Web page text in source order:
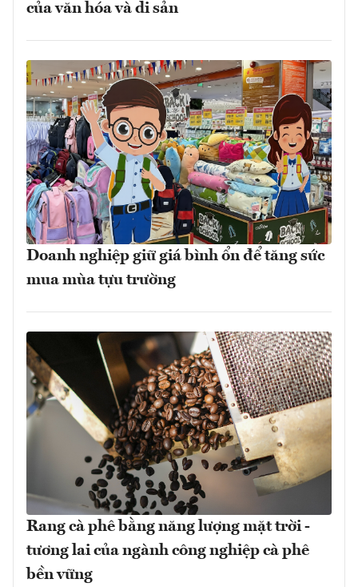
của văn hóa và di sản
Doanh nghiệp giữ giá bình ổn để tăng sức
mua mùa tựu trường
Rang cà phê bằng năng lượng mặt trời -
tương lai của ngành công nghiệp cà phê
bền vững